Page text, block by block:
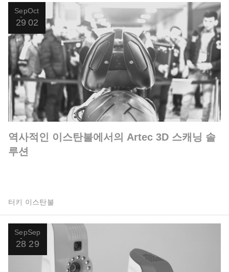
Sep
29
Oct
02
역사적인 이스탄불에서의 Artec 3D 스캐닝 솔
루션
터키 이스탄불
Sep
28
Sep
29